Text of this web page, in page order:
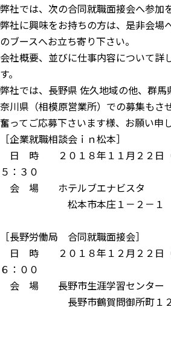
弊社では、次の合同就職面接会へ参加
弊社に興味をお持ちの方は、是非会場
のブースへお立ち寄り下さい。
会社概要、並びに仕事内容について詳
す。
弊社では、長野県 佐久地域の他、群
奈川県（相模原営業所）での募集もさ
奮ってご応募下さいます様、お願い申
［企業就職相談会ｉｎ松本］
日 時 ２０１８年１１月２２日（
５：３０
会 場 ホテルブエナビスタ
松本市本庄１－２－１
［長野労働局 合同就職面接会］
日 時 ２０１８年１２月２２日（
６：００
会 場 長野市生涯学習センター
長野市鶴賀問御所町１２